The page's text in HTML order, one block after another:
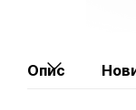
Опис